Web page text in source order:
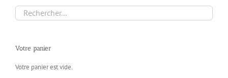
Votre panier
Votre panier est vide.